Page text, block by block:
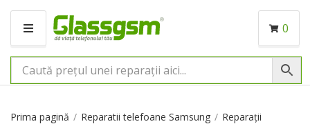
M
N
I
0
Prima pagină / Reparatii telefoane Samsung / Reparații